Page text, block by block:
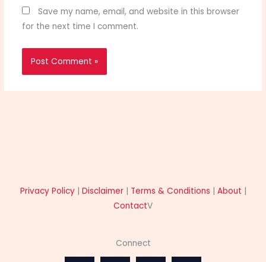
Save my name, email, and website in this browser
for the next time I comment.
Privacy Policy| Disclaimer| Terms & Conditions | About |
ContactV
Connect